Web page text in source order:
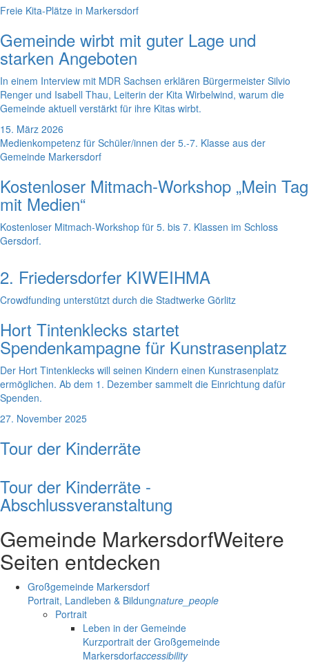
Freie Kita-Plätze in Markersdorf
Gemeinde wirbt mit guter Lage und
starken Angeboten
In einem Interview mit MDR Sachsen erklären Bürgermeister Silvio
Renger und Isabell Thau, Leiterin der Kita Wirbelwind, warum die
Gemeinde aktuell verstärkt für ihre Kitas wirbt.
15. März 2026
Medienkompetenz für Schüler/innen der 5.-7. Klasse aus der
Gemeinde Markersdorf
Kostenloser Mitmach-Workshop „Mein Tag
mit Medien“
Kostenloser Mitmach-Workshop für 5. bis 7. Klassen im Schloss
Gersdorf.
2. Friedersdorfer KIWEIHMA
Crowdfunding unterstützt durch die Stadtwerke Görlitz
Hort Tintenklecks startet
Spendenkampagne für Kunstrasenplatz
Der Hort Tintenklecks will seinen Kindern einen Kunstrasenplatz
ermöglichen. Ab dem 1. Dezember sammelt die Einrichtung dafür
Spenden.
27. November 2025
Tour der Kinderräte
Tour der Kinderräte -
Abschlussveranstaltung
Gemeinde MarkersdorfWeitere
Seiten entdecken
Großgemeinde Markersdorf
Portrait, Landleben & Bildungnature_people
Portrait
Leben in der Gemeinde
Kurzportrait der Großgemeinde
Markersdorfaccessibility